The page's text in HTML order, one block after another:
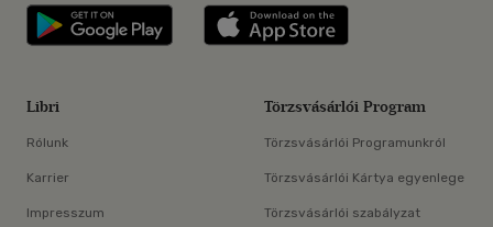
Libri applikáció Szerezd meg: Google
Libri
Rólunk
Karrier
Impresszum
Törzsvásárlói Program
Törzsvásárlói Programunkról
Törzsvásárlói Kártya egyenlege
Törzsvásárlói szabályzat